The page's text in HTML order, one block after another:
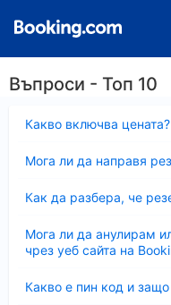
Въпроси - Топ 10
Какво включва цената?
Мога ли да направя
Как да разбера, че
Мога ли да анулирам
чрез уеб сайта на
Какво е пин код и